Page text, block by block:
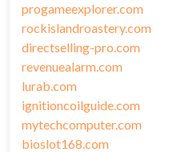
progameexplorer.com
rockislandroastery.com
directselling-pro.com
revenuealarm.com
lurab.com
ignitioncoilguide.com
mytechcomputer.com
bioslot168.com